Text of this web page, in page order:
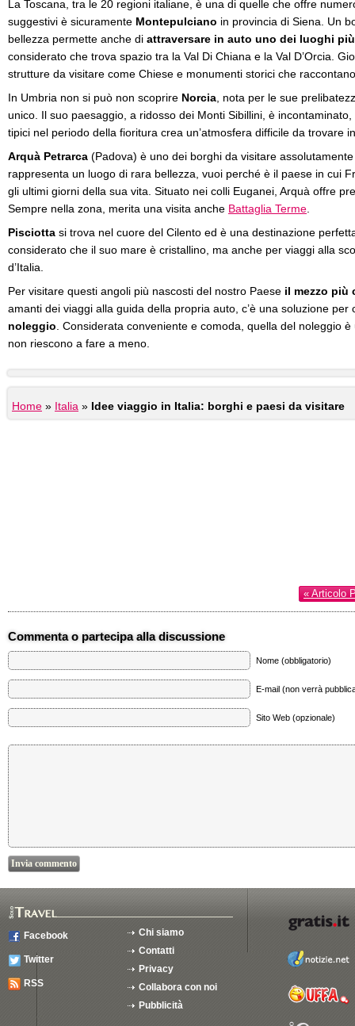
La Toscana, tra le 20 regioni italiane, è una di quelle che offre
suggestivi è sicuramente Montepulciano in provincia di Siena. Un
bellezza permette anche di attraversare in auto uno dei luoghi
considerato che trova spazio tra la Val Di Chiana e la Val D’Orcia.
strutture da visitare come Chiese e monumenti storici che
In Umbria non si può non scoprire Norcia , nota per le sue
unico. Il suo paesaggio, a ridosso dei Monti Sibillini, è
tipici nel periodo della fioritura crea un’atmosfera difficile da trovare
Arquà Petrarca (Padova) è uno dei borghi da visitare
rappresenta un luogo di rara bellezza, vuoi perché è il paese in cui
gli ultimi giorni della sua vita. Situato nei colli Euganei, Arquà offre
Sempre nella zona, merita una visita anche Battaglia Terme
Pisciotta si trova nel cuore del Cilento ed è una destinazione
considerato che il suo mare è cristallino, ma anche per viaggi alla
d’Italia.
Per visitare questi angoli più nascosti del nostro Paese il mezzo più
amanti dei viaggi alla guida della propria auto, c’è una soluzione per
noleggio . Considerata conveniente e comoda, quella del noleggio
non riescono a fare a meno.
Home » Italia » Idee viaggio in Italia: borghi e paesi da visitare
« Articolo
Commenta o partecipa alla discussione
Nome (obbligatorio)
E-mail (non verrà
Sito Web (opzionale)
Facebook
Twitter
RSS
Chi siamo
Contatti
Privacy
Collabora con noi
Pubblicità